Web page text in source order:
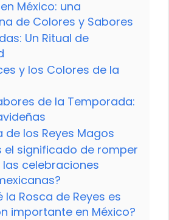
México: una
de Colores y Sabores
Un Ritual de
y los Colores de la
de la Temporada:
de los Reyes Magos
el significado de romper
celebraciones
la Rosca de Reyes es
importante en México?